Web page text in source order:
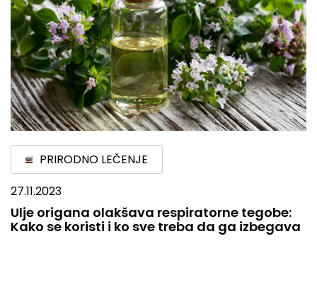
PRIRODNO LEČENJE
27.11.2023
Ulje origana olakšava respiratorne tegobe:
Kako se koristi i ko sve treba da ga izbegava